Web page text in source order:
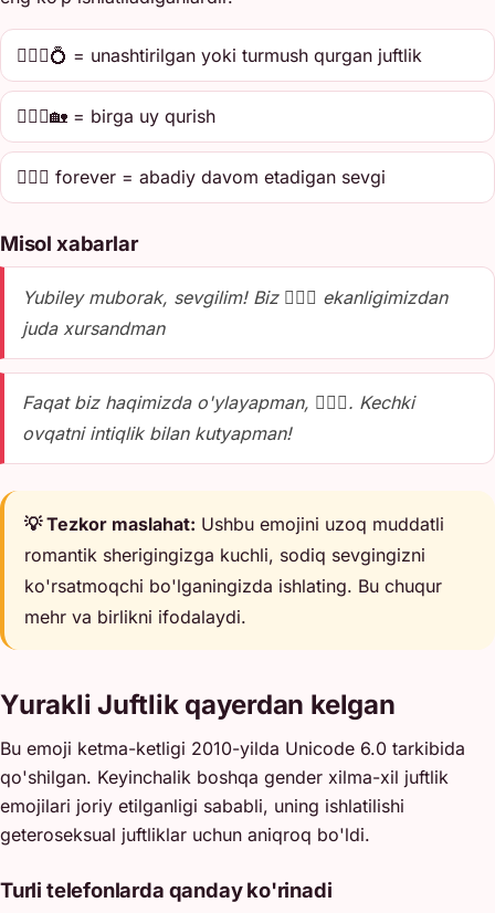
👩‍❤️‍👨💍 = unashtirilgan yoki turmush qurgan juftlik
👩‍❤️‍👨🏡 = birga uy qurish
👩‍❤️‍👨 forever = abadiy davom etadigan sevgi
Misol xabarlar
Yubiley muborak, sevgilim! Biz 👩‍❤️‍👨 ekanligimizdan
juda xursandman
Faqat biz haqimizda o'ylayapman, 👩‍❤️‍👨. Kechki
ovqatni intiqlik bilan kutyapman!
💡 Tezkor maslahat: Ushbu emojini uzoq muddatli
romantik sherigingizga kuchli, sodiq sevgingizni
ko'rsatmoqchi bo'lganingizda ishlating. Bu chuqur
mehr va birlikni ifodalaydi.
Yurakli Juftlik qayerdan kelgan
Bu emoji ketma-ketligi 2010-yilda Unicode 6.0 tarkibida
qo'shilgan. Keyinchalik boshqa gender xilma-xil juftlik
emojilari joriy etilganligi sababli, uning ishlatilishi
geteroseksual juftliklar uchun aniqroq bo'ldi.
Turli telefonlarda qanday ko'rinadi